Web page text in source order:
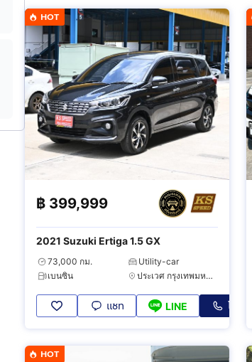
HOT
฿ 399,999
2021 Suzuki Ertiga 1.5 GX
73,000 กม.
Utility-car
เบนซิน
ประเวศ กรุงเทพมหานคร
แชท LINE โทร
HOT